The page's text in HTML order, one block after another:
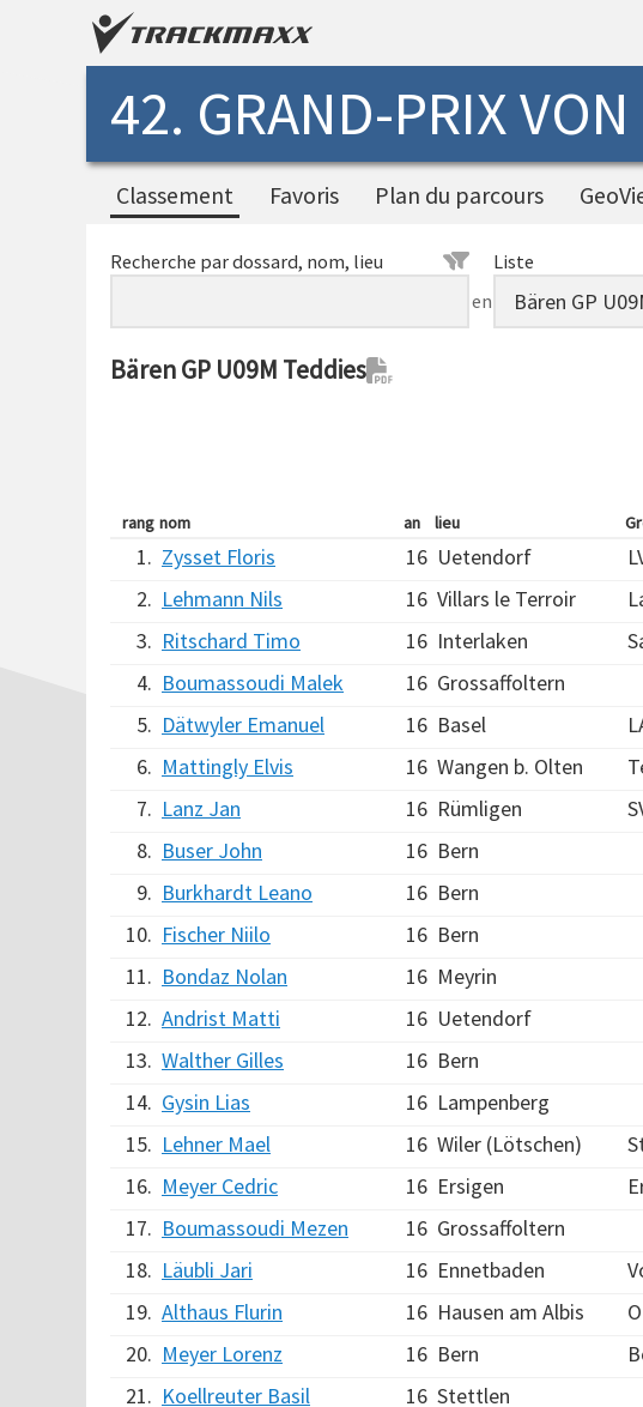
42. GRAND-PRIX
Classement Favoris Plan du parcours
Recherche par dossard, nom, lieu
en
Liste
Bären GP U09M Teddies
rang nom an lieu
1. Zysset Floris 16 Uetendorf
2. Lehmann Nils 16 Villars le Terroir
3. Ritschard Timo 16 Interlaken
4. Boumassoudi Malek 16 Grossaffoltern
5. Dätwyler Emanuel 16 Basel
6. Mattingly Elvis 16 Wangen b. Olten
7. Lanz Jan 16 Rümligen
8. Buser John 16 Bern
9. Burkhardt Leano 16 Bern
10. Fischer Niilo 16 Bern
11. Bondaz Nolan 16 Meyrin
12. Andrist Matti 16 Uetendorf
13. Walther Gilles 16 Bern
14. Gysin Lias 16 Lampenberg
15. Lehner Mael 16 Wiler (Lötschen)
16. Meyer Cedric 16 Ersigen
17. Boumassoudi Mezen 16 Grossaffoltern
18. Läubli Jari 16 Ennetbaden
19. Althaus Flurin 16 Hausen am Albis
20. Meyer Lorenz 16 Bern
21. Koellreuter Basil 16 Stettlen